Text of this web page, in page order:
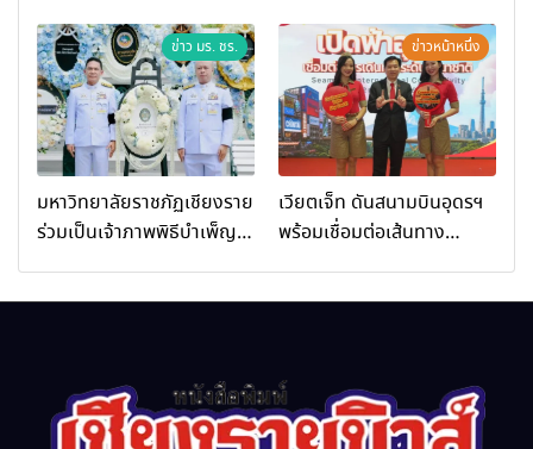
เปิด “โครงการเสริมสร้างสุข
ภาวะพระสงฆ์” ถวายพระกุศล
99 พรรษา สมเด็จพระ
สังฆราช
การท่องเที่ยวและกีฬาจังหวัด
เชียงราย จัดกิจกรรมอบรม
“การพัฒนาศักยภาพผู้
ประกอบการและเครือข่าย
ธุรกิจ Wellness สู่การ
เติบโตอย่างยั่งยืน (Chiang
Rai Wellness Business
ข่าว มร. ชร.
มหาวิทยาลัยราชภัฏเชียงราย
ร่วมเป็นเจ้าภาพพิธีบำเพ็ญ
ข่าวหน้าหนึ่ง
เวียตเจ็ท ดันสนามบินอุดรฯ
พร้อมเชื่อมต่อเส้นทาง